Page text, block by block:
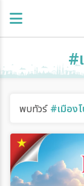
#
พบทัวร์ #เมือง